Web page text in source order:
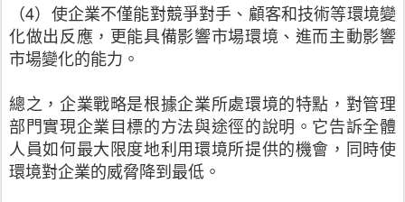
（4）使企業不僅能對競爭對手、顧客和技術等環境變
化做出反應，更能具備影響市場環境、進而主動影響
市場變化的能力。
總之，企業戰略是根據企業所處環境的特點，對管理
部門實現企業目標的方法與途徑的說明。它告訴全體
人員如何最大限度地利用環境所提供的機會，同時使
環境對企業的威脅降到最低。